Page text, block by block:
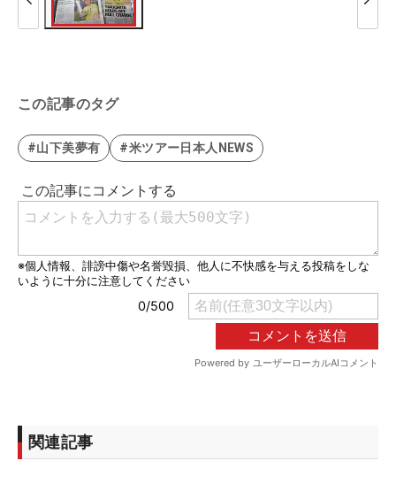
この記事のタグ
#山下美夢有 #米ツアー日本人NEWS
関連記事